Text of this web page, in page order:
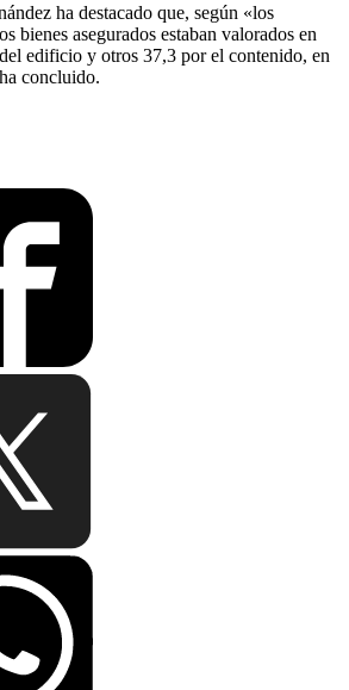
ha destacado que, según «los
bienes asegurados estaban valorados en
edificio y otros 37,3 por el contenido, en
concluido.